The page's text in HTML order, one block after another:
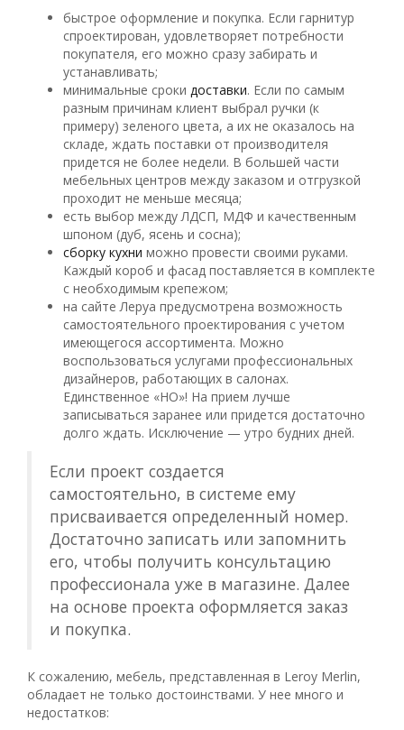
быстрое оформление и покупка. Если гарнитур
спроектирован, удовлетворяет потребности
покупателя, его можно сразу забирать и
устанавливать;
минимальные сроки доставки. Если по самым
разным причинам клиент выбрал ручки (к
примеру) зеленого цвета, а их не оказалось на
складе, ждать поставки от производителя
придется не более недели. В большей части
мебельных центров между заказом и отгрузкой
проходит не меньше месяца;
есть выбор между ЛДСП, МДФ и качественным
шпоном (дуб, ясень и сосна);
сборку кухни можно провести своими руками.
Каждый короб и фасад поставляется в комплекте
с необходимым крепежом;
на сайте Леруа предусмотрена возможность
самостоятельного проектирования с учетом
имеющегося ассортимента. Можно
воспользоваться услугами профессиональных
дизайнеров, работающих в салонах.
Единственное «НО»! На прием лучше
записываться заранее или придется достаточно
долго ждать. Исключение — утро будних дней.
Если проект создается
самостоятельно, в системе ему
присваивается определенный номер.
Достаточно записать или запомнить
его, чтобы получить консультацию
профессионала уже в магазине. Далее
на основе проекта оформляется заказ
и покупка.
К сожалению, мебель, представленная в Leroy Merlin,
обладает не только достоинствами. У нее много и
недостатков: